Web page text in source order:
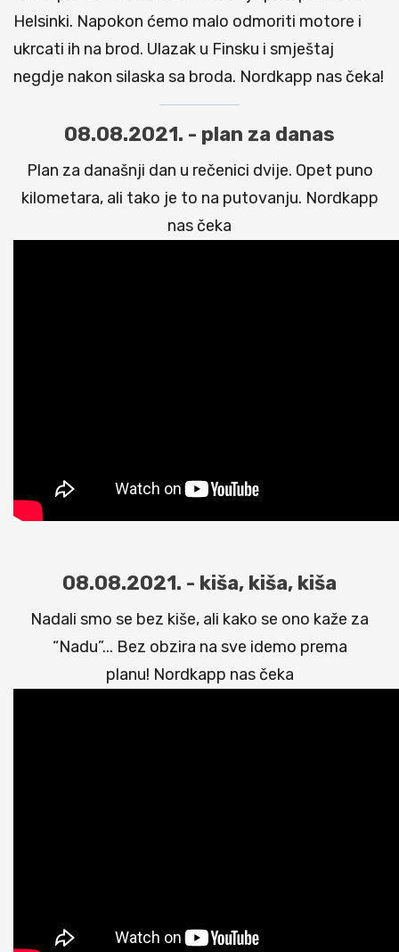
Helsinki. Napokon ćemo malo odmoriti motore i
ukrcati ih na brod. Ulazak u Finsku i smještaj
negdje nakon silaska sa broda. Nordkapp nas čeka!
08.08.2021. - plan za danas
Plan za današnji dan u rečenici dvije. Opet puno
kilometara, ali tako je to na putovanju. Nordkapp
nas čeka
08.08.2021. - kiša, kiša, kiša
Nadali smo se bez kiše, ali kako se ono kaže za
“Nadu”... Bez obzira na sve idemo prema
planu! Nordkapp nas čeka